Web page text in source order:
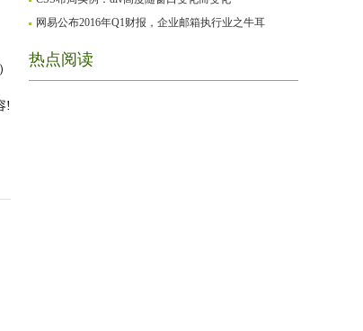
!
网易公布2016年Q1财报，企业邮箱执行业之牛耳
热点阅读